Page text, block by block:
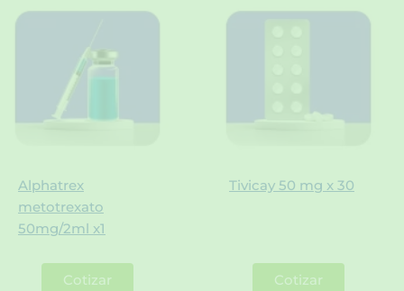
Alphatrex
metotrexato
50mg/2ml x1
Cotizar
Tivicay 50 mg x 30
Cotizar